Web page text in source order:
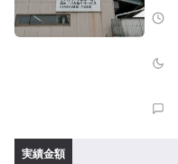
実績金額